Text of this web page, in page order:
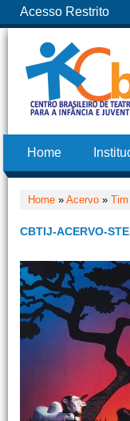
Acesso Restrito
Home
Home » Acervo »
CBTIJ-ACERVO-